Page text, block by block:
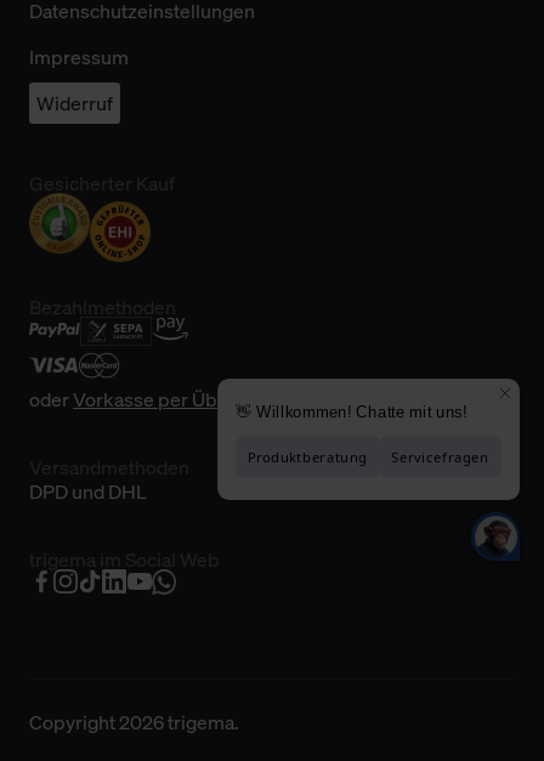
Datenschutzeinstellungen
Impressum
Widerruf
oderVorkasse per Überweisung
DPD und DHL
Copyright 2026 trigema.